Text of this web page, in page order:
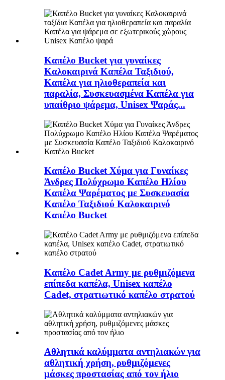
Καπέλο Bucket για γυναίκες
Καλοκαιρινά Καπέλα Ταξιδιού,
Καπέλα για ηλιοθεραπεία και
παραλία, Συσκευασμένα Καπέλα για
υπαίθριο ψάρεμα, Unisex Ψαράς...
Καπέλο Bucket Χύμα για Γυναίκες
Άνδρες Πολύχρωμο Καπέλο Ηλίου
Καπέλα Ψαρέματος με Συσκευασία
Καπέλο Ταξιδιού Καλοκαιρινό
Καπέλο Bucket
Καπέλο Cadet Army με ρυθμιζόμενα
επίπεδα καπέλα, Unisex καπέλο
Cadet, στρατιωτικό καπέλο στρατού
Αθλητικά καλύμματα αντηλιακών για
αθλητική χρήση, ρυθμιζόμενες
μάσκες προστασίας από τον ήλιο